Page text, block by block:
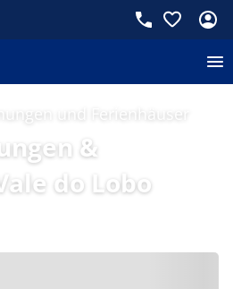
und Ferienhäuser
&
do Lobo